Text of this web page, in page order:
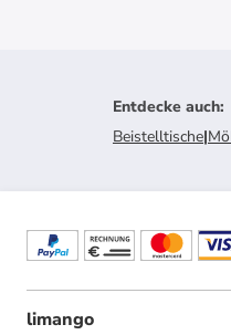
Entdecke auch:
Beistelltische|
limango